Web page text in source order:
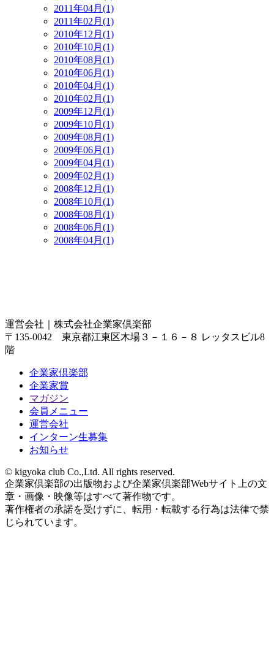
2011年04月(1)
2011年02月(1)
2010年12月(1)
2010年10月(1)
2010年08月(1)
2010年06月(1)
2010年04月(1)
2010年02月(1)
2009年12月(1)
2009年10月(1)
2009年08月(1)
2009年06月(1)
2009年04月(1)
2009年02月(1)
2008年12月(1)
2008年10月(1)
2008年08月(1)
2008年06月(1)
2008年04月(1)
運営会社｜ 株式会社企業家倶楽部
〒135-0042 東京都江東区木場３－１６－８ レッタスビル8
階
企業家倶楽部
企業家賞
マガジン
会員メニュー
運営会社
インターン生募集
お知らせ
© kigyoka club Co.,Ltd. All rights reserved.
企業家倶楽部の出版物および企業家倶楽部Webサイト上の文
章・画像・映像等はすべて著作物です。
著作権者の承諾を受けずに、転用・転載する行為は法律で禁
じられています。